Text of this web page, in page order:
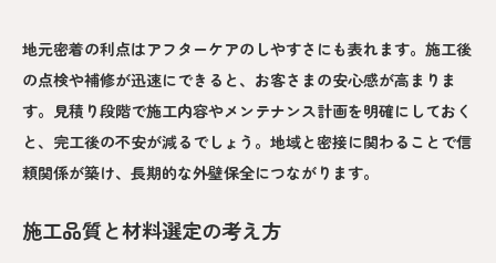
地元密着の利点はアフターケアのしやすさにも表れます。施工後
の点検や補修が迅速にできると、お客さまの安心感が高まりま
す。見積り段階で施工内容やメンテナンス計画を明確にしておく
と、完工後の不安が減るでしょう。地域と密接に関わることで信
頼関係が築け、長期的な外壁保全につながります。
施工品質と材料選定の考え方